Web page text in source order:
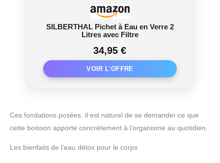
SILBERTHAL Pichet à Eau en Verre 2
Litres avec Filtre
34,95 €
Ces fondations posées, il est naturel de se demander ce que
cette boisson apporte concrètement à l’organisme au quotidien.
Les bienfaits de l’eau détox pour le corps